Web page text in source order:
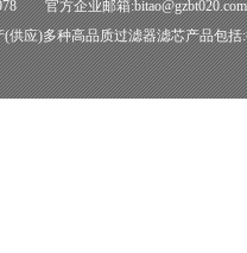
官方企业邮箱
(供应)多种高品质过滤器滤芯产品包括: